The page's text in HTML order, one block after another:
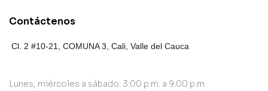
Contáctenos
Cl. 2 #10-21, COMUNA 3, Cali, Valle del Cauca
Lunes, miércoles a sábado: 3:00 p.m. a 9:00 p.m.